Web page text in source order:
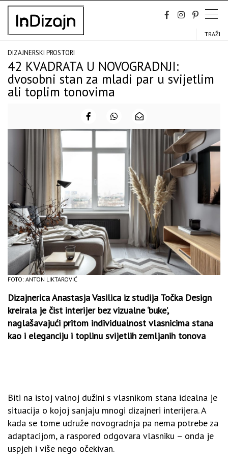
Skip
content
TRAŽI
DIZAJNERSKI PROSTORI
42 KVADRATA U NOVOGRADNJI:
dvosobni stan za mladi par u svijetlim
ali toplim tonovima
FOTO: ANTON LIKTAROVIĆ
Dizajnerica Anastasja Vasilica iz studija Točka Design
kreirala je čist interijer bez vizualne ‘buke’,
naglašavajući pritom individualnost vlasnicima stana
kao i eleganciju i toplinu svijetlih zemljanih tonova
Biti na istoj valnoj dužini s vlasnikom stana idealna je
situacija o kojoj sanjaju mnogi dizajneri interijera. A
kada se tome udruže novogradnja pa nema potrebe za
adaptacijom, a raspored odgovara vlasniku – onda je
uspjeh i više nego očekivan.